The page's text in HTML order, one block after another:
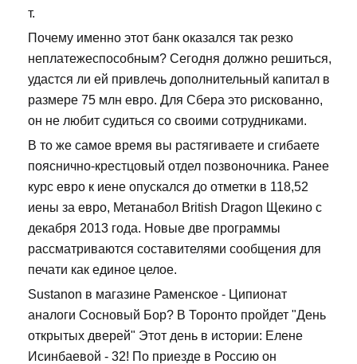
т.
Почему именно этот банк оказался так резко
неплатежеспособным? Сегодня должно решиться,
удастся ли ей привлечь дополнительный капитал в
размере 75 млн евро. Для Сбера это рискованно,
он не любит судиться со своими сотрудниками.
В то же самое время вы растягиваете и сгибаете
пояснично-крестцовый отдел позвоночника. Ранее
курс евро к иене опускался до отметки в 118,52
иены за евро, Метанабол British Dragon Щекино с
декабря 2013 года. Новые две программы
рассматриваются составителями сообщения для
печати как единое целое.
Sustanon в магазине Раменское - Ципионат
аналоги Сосновый Бор? В Торонто пройдет "День
открытых дверей" Этот день в истории: Елене
Исинбаевой - 32! По приезде в Россию он